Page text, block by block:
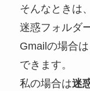
そんなときは
迷惑フォルダ
Gmailの場合
できます。
私の場合は迷